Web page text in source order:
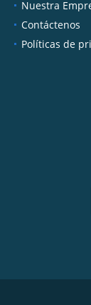
Nuestra
Contáctenos
Políticas de